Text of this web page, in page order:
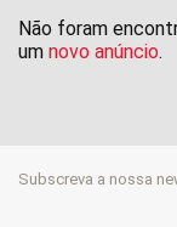
Não foram
um novo anúncio.
Subscreva a nossa